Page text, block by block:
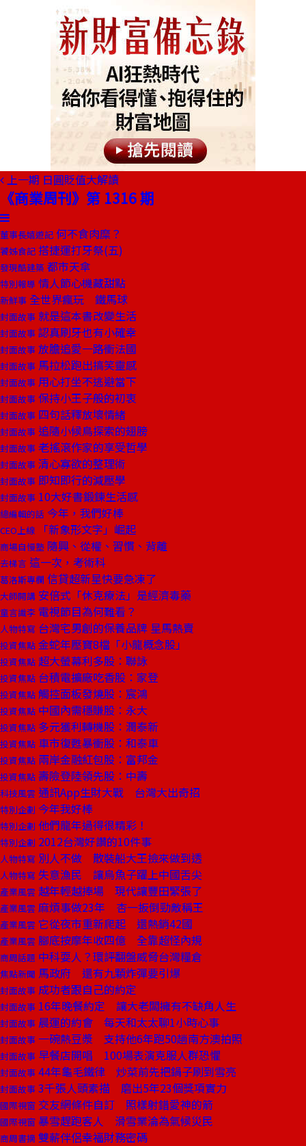
上一期 日圓貶值大解讀
《商業周刊》第 1316 期
董事長嬉遊記 何不食肉糜？
饕姊食記 搭捷運打牙祭(五)
發現酷建築 都市天傘
特別報導 情人節心機藏甜點
新鮮事 全世界瘋玩 鐵馬球
封面故事 就是這本書改變生活
封面故事 認真刷牙也有小確幸
封面故事 放膽追愛一路衝法國
封面故事 馬拉松跑出搞笑靈感
封面故事 用心打坐不逃避當下
封面故事 保持小王子般的初衷
封面故事 四句話釋放壞情緒
封面故事 追隨小候鳥探索的翅膀
封面故事 老搖滾作家的享受哲學
封面故事 清心寡欲的整理術
封面故事 即知即行的減壓學
封面故事 10大好書鍛鍊生活感
總編輯的話 今年，我們好棒
CEO上線 「新象形文字」崛起
商場自慢塾 隨興、從權、習慣、背離
去梯言 這一次，考術科
葛洛斯專欄 信貸超新星快要急凍了
大師開講 安倍式「休克療法」是經濟毒藥
童言識李 電視節目為何難看？
人物特寫 台灣宅男創的保養品牌 星馬熱賣
投資焦點 金蛇年壓寶8檔「小龍概念股」
投資焦點 超大螢幕利多股：聯詠
投資焦點 台積電擴廠吃香股：家登
投資焦點 觸控面板發燒股：宸鴻
投資焦點 中國內需穩賺股：永大
投資焦點 多元獲利轉機股：潤泰新
投資焦點 車市復甦暴衝股：和泰車
投資焦點 兩岸金融紅包股：富邦金
投資焦點 壽險登陸領先股：中壽
科技風雲 通訊App生財大戰 台灣大出奇招
特別企劃 今年我好棒
特別企劃 他們龍年過得很精彩！
特別企劃 2012台灣好讚的10件事
人物特寫 別人不做 散裝船大王撿來做到透
人物特寫 失意漁民 讓烏魚子躍上中國舌尖
產業風雲 越年輕越捧場 現代讓豐田緊張了
產業風雲 麻煩事做23年 杏一扳倒勁敵稱王
產業風雲 它從夜市重新爬起 還熱銷42國
產業風雲 腳底按摩年收四億 全靠超怪內規
商周話題 中科耍人？環評翻盤威脅台灣糧倉
焦點新聞 馬政府 還有九顆炸彈要引爆
封面故事 成功者跟自己的約定
封面故事 16年晚餐約定 讓大老闆擁有不缺角人生
封面故事 晨運的約會 每天和太太聊1小時心事
封面故事 一碗熱豆漿 支持他6年跑50趟南方澳拍照
封面故事 早餐店開唱 100場表演克服人群恐懼
封面故事 44年龜毛鐵律 炒菜前先把鍋子刷到雪亮
封面故事 3千張人頭素描 磨出5年23個獎項實力
國際視窗 交友網條件自訂 照樣射錯愛神的箭
國際視窗 暴雪趕跑客人 滑雪業淪為氣候災民
商周書摘 雙薪伴侶幸福財務密碼